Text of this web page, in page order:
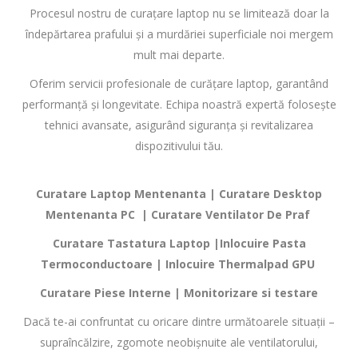
Procesul nostru de curațare laptop nu se limitează doar la
îndepărtarea prafului și a murdăriei superficiale noi mergem
mult mai departe.
Oferim servicii profesionale de curățare laptop, garantând
performanță și longevitate. Echipa noastră expertă folosește
tehnici avansate, asigurând siguranța și revitalizarea
dispozitivului tău.
Curatare Laptop Mentenanta | Curatare Desktop
Mentenanta PC | Curatare Ventilator De Praf
Curatare Tastatura Laptop |Inlocuire Pasta
Termoconductoare | Inlocuire Thermalpad GPU
Curatare Piese Interne | Monitorizare si testare
Dacă te-ai confruntat cu oricare dintre următoarele situații –
supraîncălzire, zgomote neobișnuite ale ventilatorului,